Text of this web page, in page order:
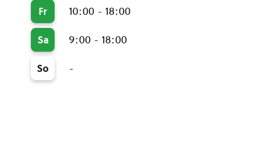
Fr 10:00 - 18:00
Sa 9:00 - 18:00
So -